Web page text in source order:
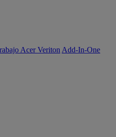
Acer Veriton Add-In-One